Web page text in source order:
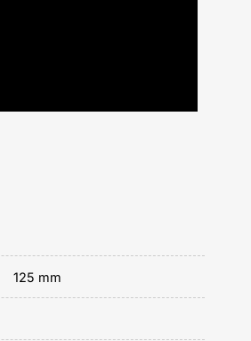
125 mm